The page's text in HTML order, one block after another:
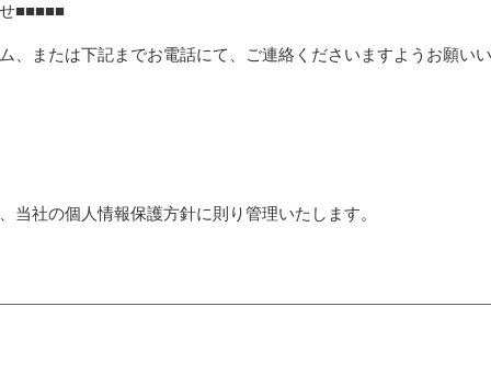
■■■■■
、または下記までお電話にて、ご連絡くださいますようお願い
社の個人情報保護方針に則り管理いたします。